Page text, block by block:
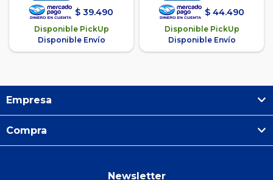
$ 39.490
Disponible PickUp
Disponible Envío
$ 44.490
Disponible PickUp
Disponible Envío
Empresa
Compra
Newsletter